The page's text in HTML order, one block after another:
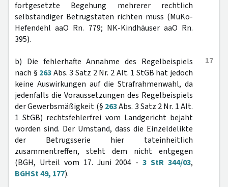
fortgesetzte Begehung mehrerer rechtlich
selbständiger Betrugstaten richten muss (MüKo-
Hefendehl aaO Rn. 779; NK-Kindhäuser aaO Rn.
395).
17
b) Die fehlerhafte Annahme des Regelbeispiels
nach § 263Abs. 3 Satz 2 Nr. 2 Alt. 1 StGB hat jedoch
keine Auswirkungen auf die Strafrahmenwahl, da
jedenfalls die Voraussetzungen des Regelbeispiels
der Gewerbsmäßigkeit (§ 263Abs. 3 Satz 2 Nr. 1 Alt.
1 StGB) rechtsfehlerfrei vom Landgericht bejaht
worden sind. Der Umstand, dass die Einzeldelikte
der Betrugsserie hier tateinheitlich
zusammentreffen, steht dem nicht entgegen
(BGH, Urteil vom 17. Juni 2004 -3 StR 344/03,
BGHSt 49, 177).